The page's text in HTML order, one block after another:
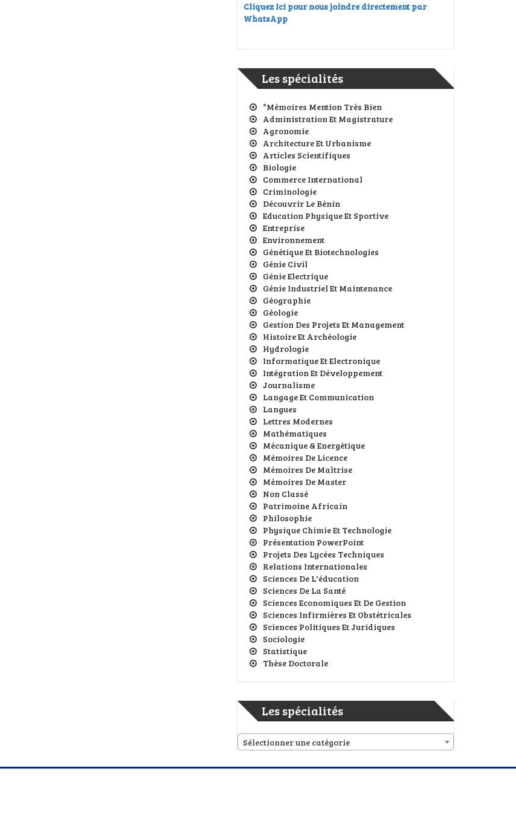
Cliquez Ici pour nous joindre directement par
WhatsApp
Les spécialités
*Mémoires Mention Très Bien
Administration Et Magistrature
Agronomie
Architecture Et Urbanisme
Articles Scientifiques
Biologie
Commerce International
Criminologie
Découvrir Le Bénin
Education Physique Et Sportive
Entreprise
Environnement
Génétique Et Biotechnologies
Génie Civil
Génie Electrique
Génie Industriel Et Maintenance
Géographie
Géologie
Gestion Des Projets Et Management
Histoire Et Archéologie
Hydrologie
Informatique Et Electronique
Intégration Et Développement
Journalisme
Langage Et Communication
Langues
Lettres Modernes
Mathématiques
Mécanique & Energétique
Mémoires De Licence
Mémoires De Maîtrise
Mémoires De Master
Non Classé
Patrimoine Africain
Philosophie
Physique Chimie Et Technologie
Présentation PowerPoint
Projets Des Lycées Techniques
Relations Internationales
Sciences De L'éducation
Sciences De La Santé
Sciences Economiques Et De Gestion
Sciences Infirmières Et Obstétricales
Sciences Politiques Et Juridiques
Sociologie
Statistique
Thèse Doctorale
Les spécialités
Sélectionner une catégorie